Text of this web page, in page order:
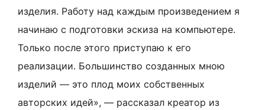
изделия. Работу над каждым произведением я
начинаю с подготовки эскиза на компьютере.
Только после этого приступаю к его
реализации. Большинство созданных мною
изделий — это плод моих собственных
авторских идей», — рассказал креатор из